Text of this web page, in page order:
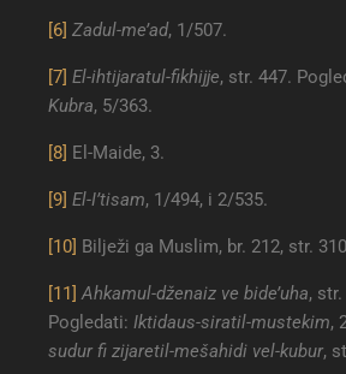
[6] Zadul-me’ad, 1/507.
[7] El-ihtijaratul-fikhijje, str. 447.
Kubra, 5/363.
[8] El-Maide, 3.
[9] El-I’tisam, 1/494, i 2/535.
[10] Bilježi ga Muslim, br. 212, str.
[11] Ahkamul-dženaiz ve bide’uha,
Pogledati: Iktidaus-siratil-mustekim,
sudur fi zijaretil-mešahidi vel-kubur,